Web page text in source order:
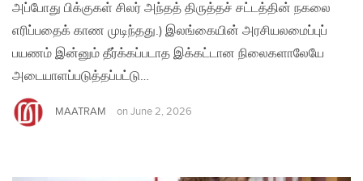
அப்போது பிக்குகள் சிலர் அந்தத் திருத்தச் சட்டத்தின் நகலை
எரிப்பதைக் காண முடிந்தது.) இலங்கையின் அரசியலமைப்புப்
பயணம் இன்னும் தீர்க்கப்படாத இக்கட்டான நிலைகளாலேயே
அடையாளப்படுத்தப்பட்டு…
MAATRAM on June 2, 2026